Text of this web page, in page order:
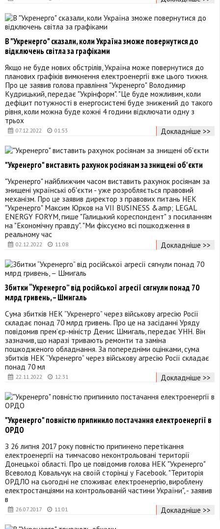
07.12.2022 01:53
В "Укренерго" сказали, коли Україна зможе повернутися до
відключень світла за графіками
Якщо не буде нових обстрілів, Україна може повернутися до
планових графіків вимкнення електроенергії вже цього тижня.
Про це заявив голова правління "Укренерго" Володимир
Кудрицький, передає "Укрінформ". "Це буде можливим, коли
дефіцит потужності в енергосистемі буде знижений до такого
рівня, коли можна буде кожні 4 години відключати одну з
трьох
Докладніше >>
02.12.2022 11:08
"Укренерго" виставить рахунок росіянам за знищені об'єкти
"Укренерго" найближчим часом виставить рахунок росіянам за
знищені українські об'єкти - уже розробляється правовий
механізм. Про це заявив директор з правових питань НЕК
"Укренерго" Максим Юрков на VII BUSINESS &amp; LEGAL
ENERGY FORYM, пише "Галицький кореспондент" з посиланням
на "Економічну правду". "Ми фіксуємо всі пошкодження в
реальному час
Докладніше >>
22.11.2022 12:31
Збитки “Укренерго” від російської агресії сягнули понад 70
млрд гривень, – Шмигаль
Сума збитків НЕК ”Укренерго” через військову агресію Росії
складає понад 70 млрд гривень. Про це на засіданні Уряду
повідомив прем’єр-міністр Денис Шмигаль, передає УНН. Він
зазначив, що наразі тривають ремонти та заміна
пошкодженого обладнання. За попередніми оцінками, сума
збитків НЕК “Укренерго” через військову агресію Росії складає
понад 70 мл
Докладніше >>
26.07.2017 11:01
"Укренерго" повністю припинило постачання електроенергії в
ОРДО
З 26 липня 2017 року повністю припинено перетікання
електроенергії на тимчасово неконтрольовані території
Донецької області. Про це повідомив голова НЕК "Укренерго"
Всеволод Ковальчук на своїй сторінці у Facebook. "Територія
ОРДЛО на сьогодні не споживає електроенергію, вироблену
електростанціями на контрольованій частини України", - заявив
в
Докладніше >>